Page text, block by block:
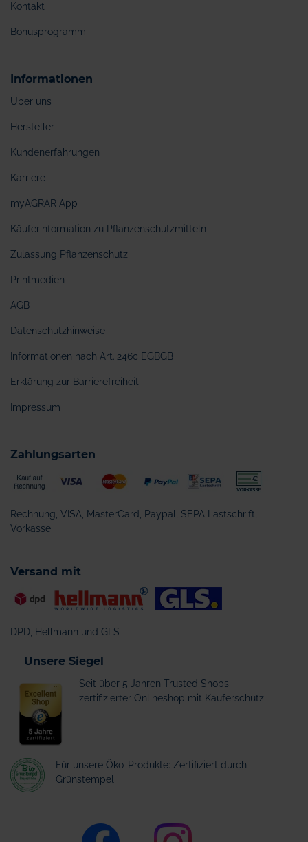
Kontakt
Bonusprogramm
Informationen
Über uns
Hersteller
Kundenerfahrungen
Karriere
myAGRAR App
Käuferinformation zu Pflanzenschutzmitteln
Zulassung Pflanzenschutz
Printmedien
AGB
Datenschutzhinweise
Informationen nach Art. 246c EGBGB
Erklärung zur Barrierefreiheit
Impressum
Zahlungsarten
Rechnung, VISA, MasterCard, Paypal, SEPA Lastschrift,
Vorkasse
Versand mit
DPD, Hellmann und GLS
Unsere Siegel
Seit über 5 Jahren Trusted Shops
zertifizierter Onlineshop mit Käuferschutz
Für unsere Öko-Produkte: Zertifiziert durch
Grünstempel